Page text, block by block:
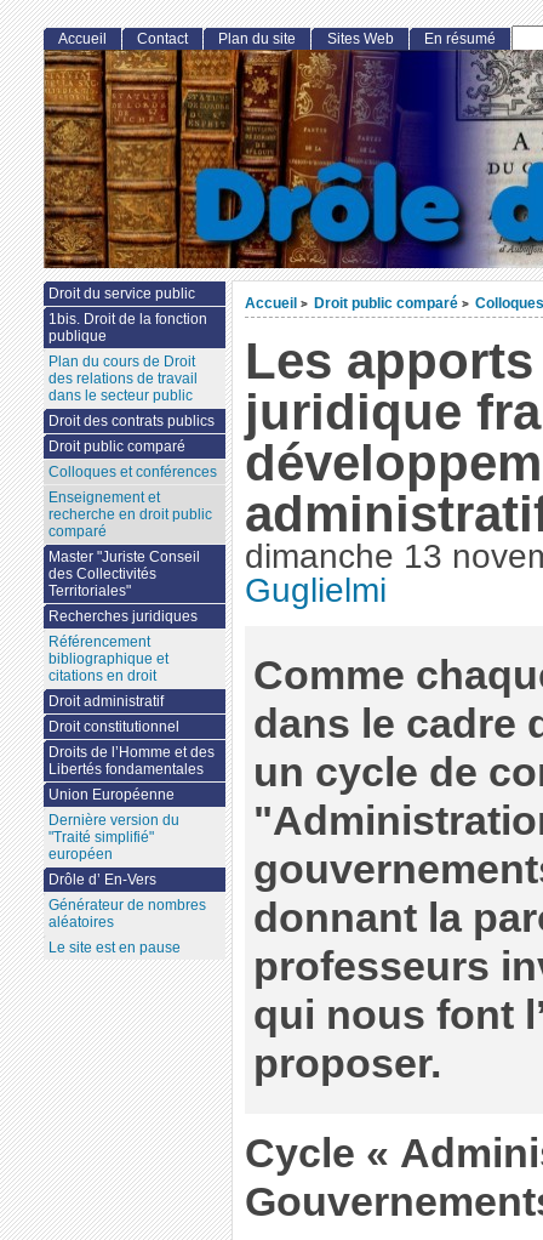
Accueil > Droit public comparé >
Les
juridique
dimanche 13
Guglielmi
Comme
dans le cadre
un cycle de
donnant la
professeurs
qui nous font
proposer.
Cycle «
Accueil Contact Plan du site Sites Web En résumé
Droit du service public
1bis. Droit de la fonction
publique
Plan du cours de Droit
des relations de travail
dans le secteur public
Droit des contrats publics
Droit public comparé
Colloques et conférences
Enseignement et
recherche en droit public
comparé
Master "Juriste Conseil
des Collectivités
Territoriales"
Recherches juridiques
Référencement
bibliographique et
citations en droit
Droit administratif
Droit constitutionnel
Droits de l’Homme et des
Libertés fondamentales
Union Européenne
Dernière version du
"Traité simplifié"
européen
Drôle d’ En-Vers
Générateur de nombres
aléatoires
Le site est en pause